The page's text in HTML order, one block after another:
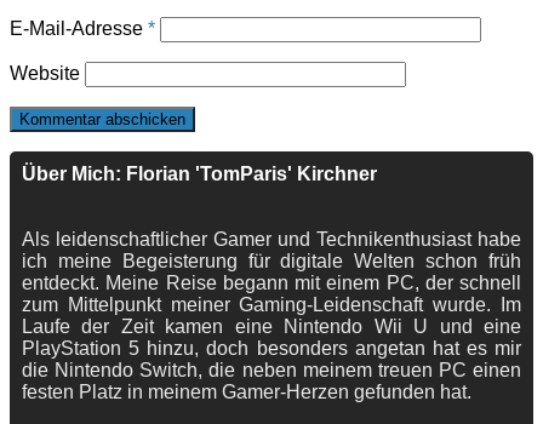
E-Mail-Adresse *
Website
Über Mich: Florian 'TomParis' Kirchner
Als leidenschaftlicher Gamer und Technikenthusiast habe
ich meine Begeisterung für digitale Welten schon früh
entdeckt. Meine Reise begann mit einem PC, der schnell
zum Mittelpunkt meiner Gaming-Leidenschaft wurde. Im
Laufe der Zeit kamen eine Nintendo Wii U und eine
PlayStation 5 hinzu, doch besonders angetan hat es mir
die Nintendo Switch, die neben meinem treuen PC einen
festen Platz in meinem Gamer-Herzen gefunden hat.